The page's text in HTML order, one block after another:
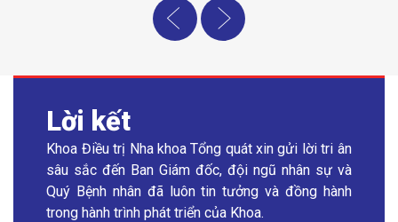
Lời kết
Khoa Điều trị Nha khoa Tổng quát xin gửi lời tri ân
sâu sắc đến Ban Giám đốc, đội ngũ nhân sự và
Quý Bệnh nhân đã luôn tin tưởng và đồng hành
trong hành trình phát triển của Khoa.